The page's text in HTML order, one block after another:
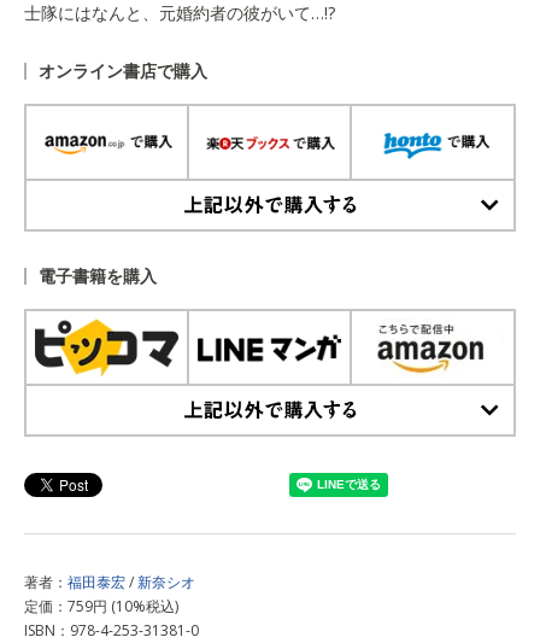
士隊にはなんと、元婚約者の彼がいて…!?
オンライン書店で購入
電子書籍を購入
著者： 福田泰宏/新奈シオ
定価：759円 (10%税込)
ISBN：978-4-253-31381-0